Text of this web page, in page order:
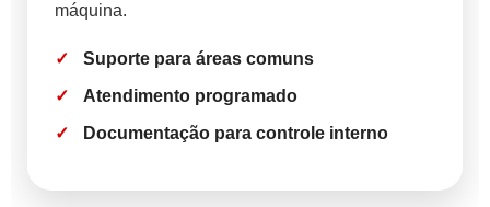
máquina.
Suporte para áreas comuns
Atendimento programado
Documentação para controle interno